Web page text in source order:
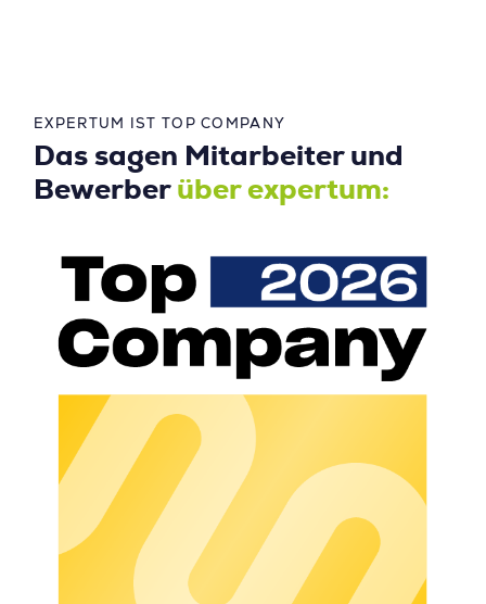
EXPERTUM IST TOP COMPANY
Das sagen Mitarbeiter und
Bewerber über expertum: